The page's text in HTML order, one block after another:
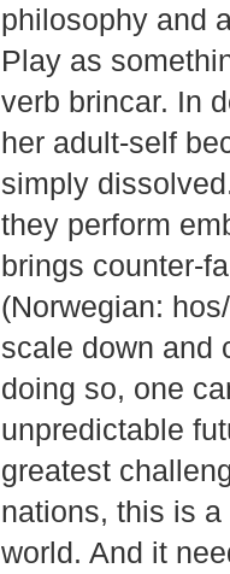
philosophy and
Play as
verb brincar. In
her adult-self
simply
they perform
brings counter-
(Norwegian:
scale down and
doing so, one
unpredictable
greatest
nations, this is
world. And it